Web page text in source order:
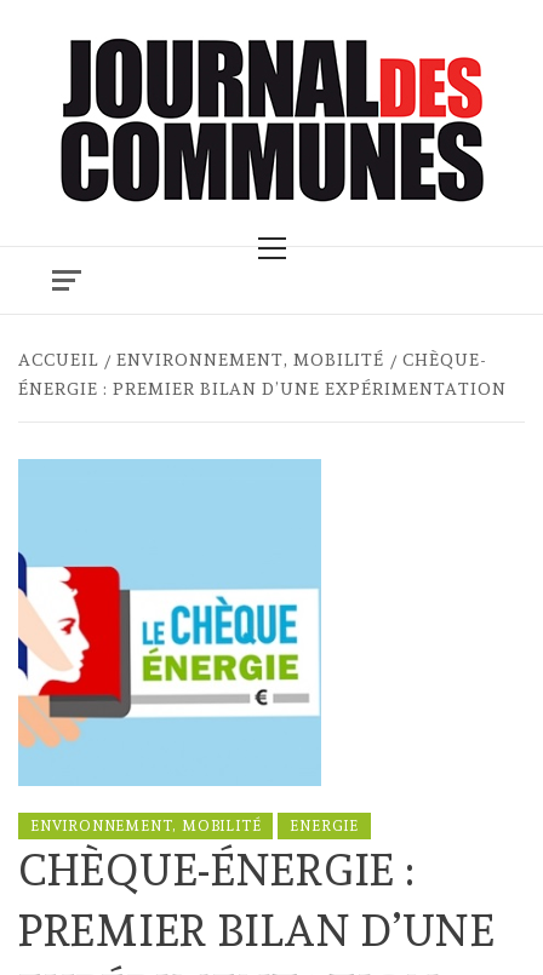
Menu
ACCUEIL ENVIRONNEMENT, MOBILITÉ
CHÈQUE-
ÉNERGIE : PREMIER BILAN D’UNE EXPÉRIMENTATION
ENVIRONNEMENT, MOBILITÉ ENERGIE
CHÈQUE-ÉNERGIE :
PREMIER BILAN D’UNE